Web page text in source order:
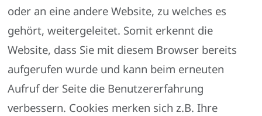
oder an eine andere Website, zu welches es
gehört, weitergeleitet. Somit erkennt die
Website, dass Sie mit diesem Browser bereits
aufgerufen wurde und kann beim erneuten
Aufruf der Seite die Benutzererfahrung
verbessern. Cookies merken sich z.B. Ihre